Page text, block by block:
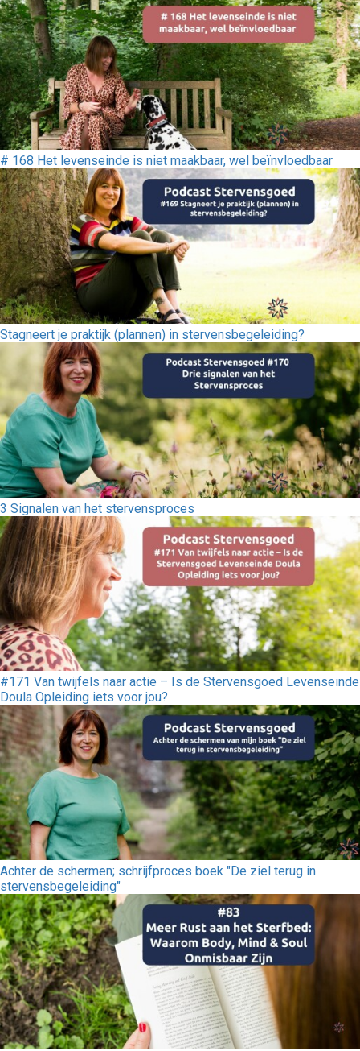
# 168 Het levenseinde is niet maakbaar, wel beïnvloedbaar
Stagneert je praktijk (plannen) in stervensbegeleiding?
3 Signalen van het stervensproces
#171 Van twijfels naar actie – Is de Stervensgoed Levenseinde
Doula Opleiding iets voor jou?
Achter de schermen; schrijfproces boek "De ziel terug in
stervensbegeleiding"